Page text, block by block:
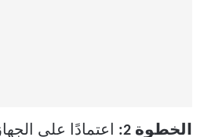
الخطوة 2: اعتمادًا على